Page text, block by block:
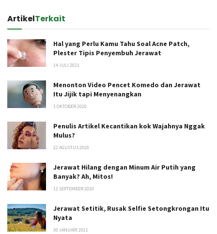
ArtikelTerkait
Hal yang Perlu Kamu Tahu Soal Acne Patch,
Plester Tipis Penyembuh Jerawat
14 JULI 2021
Menonton Video Pencet Komedo dan Jerawat
Itu Jijik tapi Menyenangkan
1 OKTOBER 2020
Penulis Artikel Kecantikan kok Wajahnya Nggak
Mulus?
22 AGUSTUS 2020
Jerawat Hilang dengan Minum Air Putih yang
Banyak? Ah, Mitos!
11 SEPTEMBER 2020
Jerawat Setitik, Rusak Selfie Setongkrongan Itu
Nyata
30 JANUARI 2021